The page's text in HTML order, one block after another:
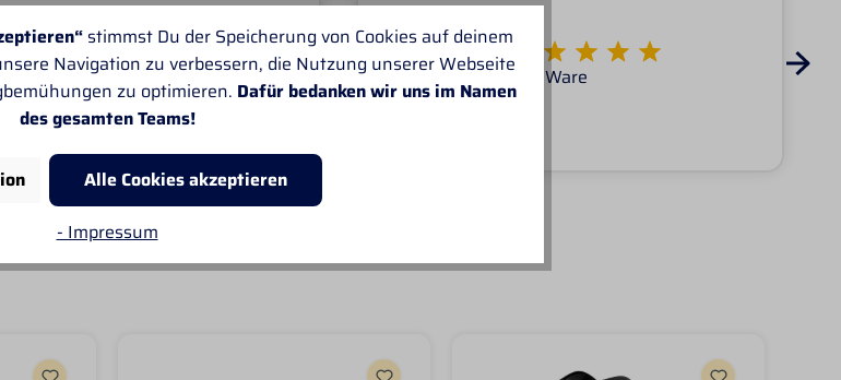
oft die Angabe der Lieferzeiten
gefällt mir alles sehr gut.
Von KATARINA
Super Service tolle Ware
stimmst Du der Speicherung von Cookies auf deinem
Navigation zu verbessern, die Nutzung unserer Webseite
zu optimieren. Dafür bedanken wir uns im Namen
des gesamten Teams!
Alle Cookies akzeptieren
- Impressum